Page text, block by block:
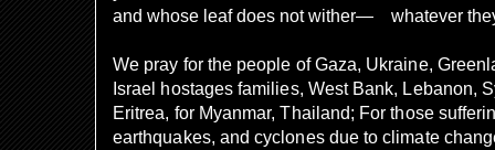
and whose leaf does not wither— whatever
We pray for the people of Gaza, Ukraine,
Israel hostages families, West Bank, Lebanon,
Eritrea, for Myanmar, Thailand; For those
earthquakes, and cyclones due to climate